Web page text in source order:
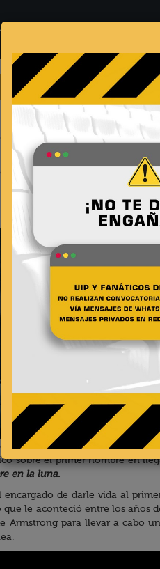
Somos
es El
18
Mejor Director porLa
sobre el primer hombre en
en la luna.
de darle vida al
le aconteció entre los años
Armstrong para llevar a cabo